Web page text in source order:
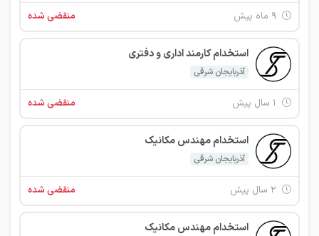
منقضی شده
استخدام کارمند اداری و دفتری
آذربایجان شرقی
منقضی شده
استخدام مهندس مکانیک
آذربایجان شرقی
منقضی شده
استخدام مهندس مکانیک